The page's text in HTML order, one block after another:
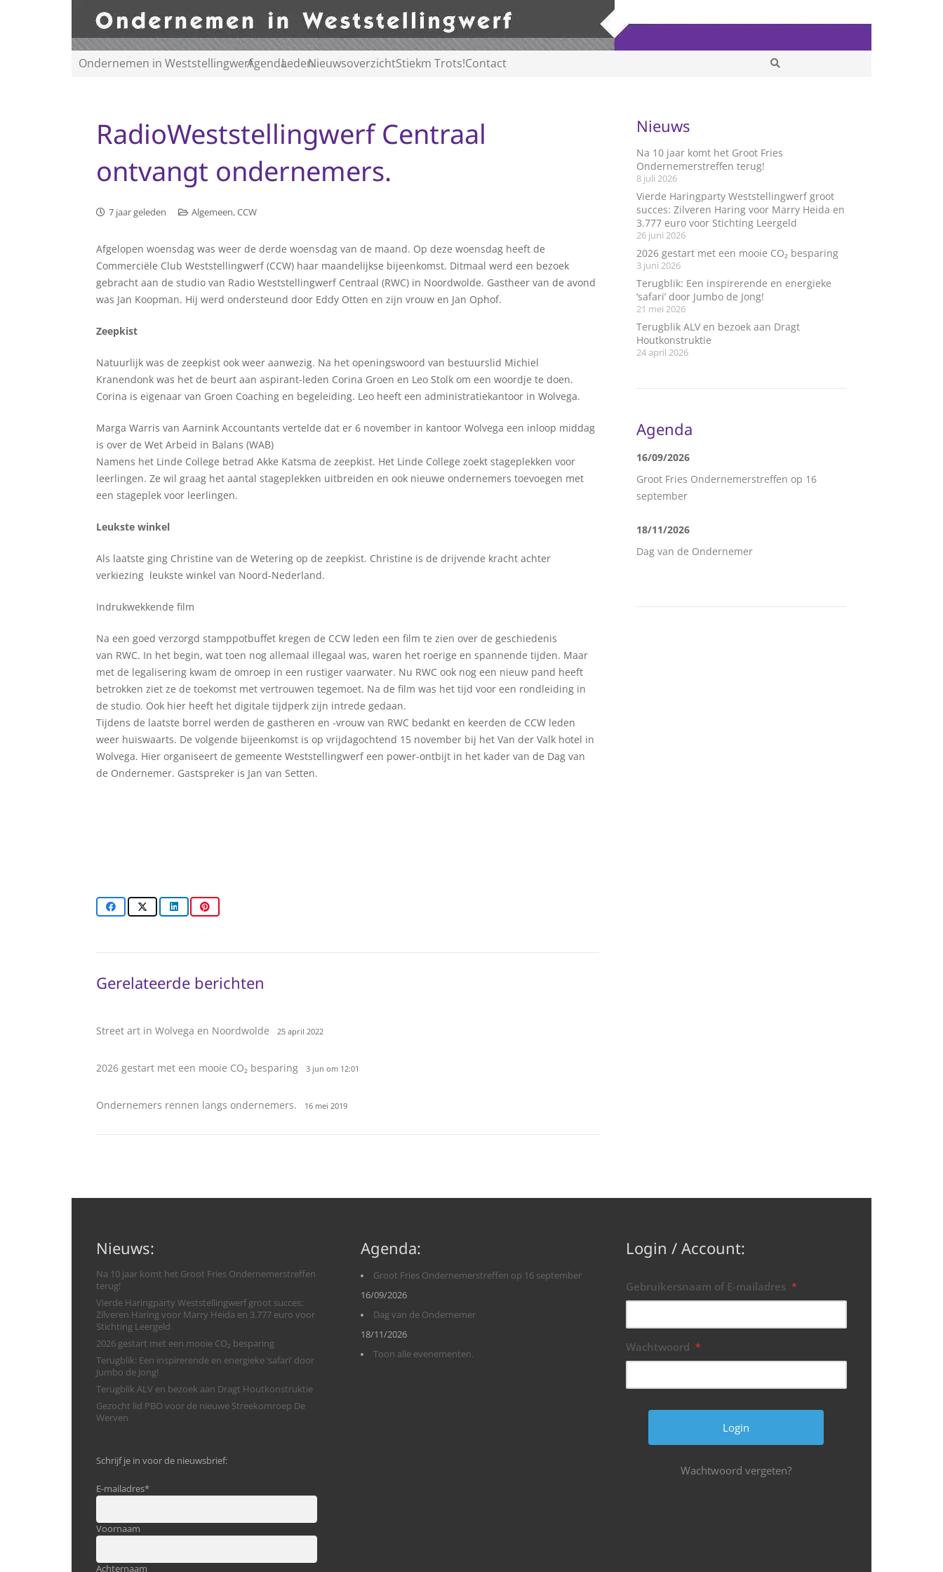
Ondernemen in WeststellingwerfAgendaLedenNieuwsoverzichtStiekm Trots!Contact
RadioWeststellingwerf Centraal
ontvangt ondernemers.
7 jaar geleden Algemeen,CCW
Afgelopen woensdag was weer de derde woensdag van de maand. Op deze woensdag heeft de
Commerciële Club Weststellingwerf (CCW) haar maandelijkse bijeenkomst. Ditmaal werd een bezoek
gebracht aan de studio van Radio Weststellingwerf Centraal (RWC) in Noordwolde. Gastheer van de avond
was Jan Koopman. Hij werd ondersteund door Eddy Otten en zijn vrouw en Jan Ophof.
Zeepkist
Natuurlijk was de zeepkist ook weer aanwezig. Na het openingswoord van bestuurslid Michiel
Kranendonk was het de beurt aan aspirant-leden Corina Groen en Leo Stolk om een woordje te doen.
Corina is eigenaar van Groen Coaching en begeleiding. Leo heeft een administratiekantoor in Wolvega.
Marga Warris van Aarnink Accountants vertelde dat er 6 november in kantoor Wolvega een inloop middag
is over de Wet Arbeid in Balans (WAB)
Namens het Linde College betrad Akke Katsma de zeepkist. Het Linde College zoekt stageplekken voor
leerlingen. Ze wil graag het aantal stageplekken uitbreiden en ook nieuwe ondernemers toevoegen met
een stageplek voor leerlingen.
Leukste winkel
Als laatste ging Christine van de Wetering op de zeepkist. Christine is de drijvende kracht achter
verkiezing leukste winkel van Noord-Nederland.
Indrukwekkende film
Na een goed verzorgd stamppotbuffet kregen de CCW leden een film te zien over de geschiedenis
van RWC. In het begin, wat toen nog allemaal illegaal was, waren het roerige en spannende tijden. Maar
met de legalisering kwam de omroep in een rustiger vaarwater. Nu RWC ook nog een nieuw pand heeft
betrokken ziet ze de toekomst met vertrouwen tegemoet. Na de film was het tijd voor een rondleiding in
de studio. Ook hier heeft het digitale tijdperk zijn intrede gedaan.
Tijdens de laatste borrel werden de gastheren en -vrouw van RWC bedankt en keerden de CCW leden
weer huiswaarts. De volgende bijeenkomst is op vrijdagochtend 15 november bij het Van der Valk hotel in
Wolvega. Hier organiseert de gemeente Weststellingwerf een power-ontbijt in het kader van de Dag van
de Ondernemer. Gastspreker is Jan van Setten.
Gerelateerde berichten
Street art in Wolvega en Noordwolde 25 april 2022
2026 gestart met een mooie CO₂ besparing 3 jun om 12:01
Ondernemers rennen langs ondernemers. 16 mei 2019
Nieuws
Na 10 jaar komt het Groot Fries
Ondernemerstreffen terug!
8 juli 2026
Vierde Haringparty Weststellingwerf groot
succes: Zilveren Haring voor Marry Heida en
3.777 euro voor Stichting Leergeld
26 juni 2026
2026 gestart met een mooie CO₂ besparing
3 juni 2026
Terugblik: Een inspirerende en energieke
‘safari’ door Jumbo de Jong!
21 mei 2026
Terugblik ALV en bezoek aan Dragt
Houtkonstruktie
24 april 2026
Agenda
16/09/2026
Groot Fries Ondernemerstreffen op 16
september
18/11/2026
Dag van de Ondernemer
Nieuws:
Na 10 jaar komt het Groot Fries Ondernemerstreffen
terug!
Vierde Haringparty Weststellingwerf groot succes:
Zilveren Haring voor Marry Heida en 3.777 euro voor
Stichting Leergeld
2026 gestart met een mooie CO₂ besparing
Terugblik: Een inspirerende en energieke ‘safari’ door
Jumbo de Jong!
Terugblik ALV en bezoek aan Dragt Houtkonstruktie
Gezocht lid PBO voor de nieuwe Streekomroep De
Werven
Schrijf je in voor de nieuwsbrief:
E-mailadres*
Voornaam
Achternaam
Agenda:
Groot Fries Ondernemerstreffen op 16 september
16/09/2026
Dag van de Ondernemer
18/11/2026
Toon alle evenementen.
Login / Account:
Gebruikersnaam of E-mailadres *
Wachtwoord *
Wachtwoord vergeten?